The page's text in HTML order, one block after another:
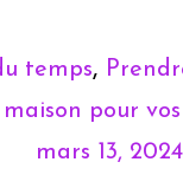
temps,
maison pour
mars 13, 2024